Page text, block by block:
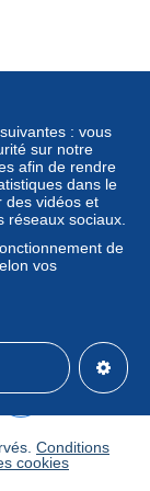
Les
telles
14 jours
la part du
de
without
: vous
sur notre
afin de rendre
dans le
des vidéos et
sociaux.
de
vos
Conditions
cookies